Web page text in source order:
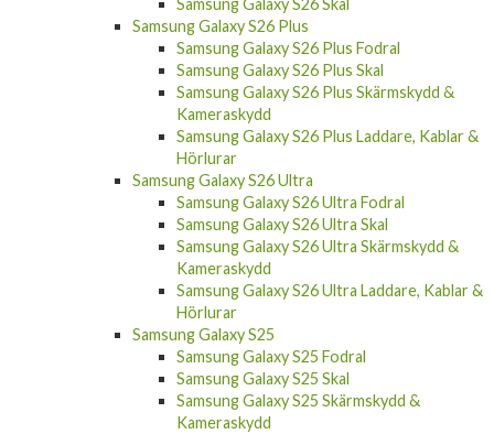
Samsung Galaxy S26 Plus
Samsung Galaxy S26 Plus Fodral
Samsung Galaxy S26 Plus Skal
Samsung Galaxy S26 Plus Skärmskydd &
Kameraskydd
Samsung Galaxy S26 Plus Laddare, Kablar &
Hörlurar
Samsung Galaxy S26 Ultra
Samsung Galaxy S26 Ultra Fodral
Samsung Galaxy S26 Ultra Skal
Samsung Galaxy S26 Ultra Skärmskydd &
Kameraskydd
Samsung Galaxy S26 Ultra Laddare, Kablar &
Hörlurar
Samsung Galaxy S25
Samsung Galaxy S25 Fodral
Samsung Galaxy S25 Skal
Samsung Galaxy S25 Skärmskydd &
Kameraskydd
Samsung Galaxy S25 Laddare, Kablar &